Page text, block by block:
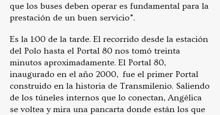
que los buses deben operar es fundamental para la
prestación de un buen servicio”.
Es la 1:00 de la tarde. El recorrido desde la estación
del Polo hasta el Portal 80 nos tomó treinta
minutos aproximadamente. El Portal 80,
inaugurado en el año 2000, fue el primer Portal
construido en la historia de Transmilenio. Saliendo
de los túneles internos que lo conectan, Angélica
se voltea y mira una pancarta donde están los que